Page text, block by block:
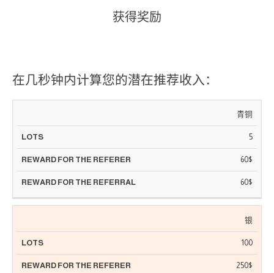
获得奖励
在几秒钟内计算您的潜在推荐收入：
很
多
荐
奖
励
青铜
5
60$
60$
银
100
250$